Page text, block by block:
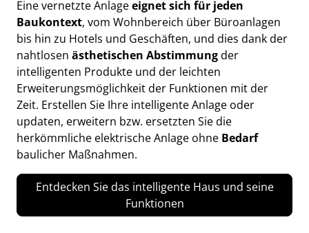
Eine vernetzte Anlageeignet sich für jeden
Baukontext, vom Wohnbereich über Büroanlagen
bis hin zu Hotels und Geschäften, und dies dank der
nahtlosen ästhetischen Abstimmungder
intelligenten Produkte und der leichten
Erweiterungsmöglichkeit der Funktionen mit der
Zeit. Erstellen Sie Ihre intelligente Anlage oder
updaten, erweitern bzw. ersetzten Sie die
herkömmliche elektrische Anlage ohne Bedarf
baulicher Maßnahmen.
Entdecken Sie das intelligente Haus und seine
Funktionen